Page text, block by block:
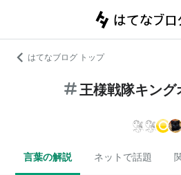
はてなブログ トップ
王様戦隊キング
言葉の解説 ネットで話題